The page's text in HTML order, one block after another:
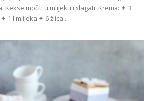
Kekse močiti u mlijeku i slagati. Krema: ✦ 3
1 l mlijeka ✦ 6 žlica...